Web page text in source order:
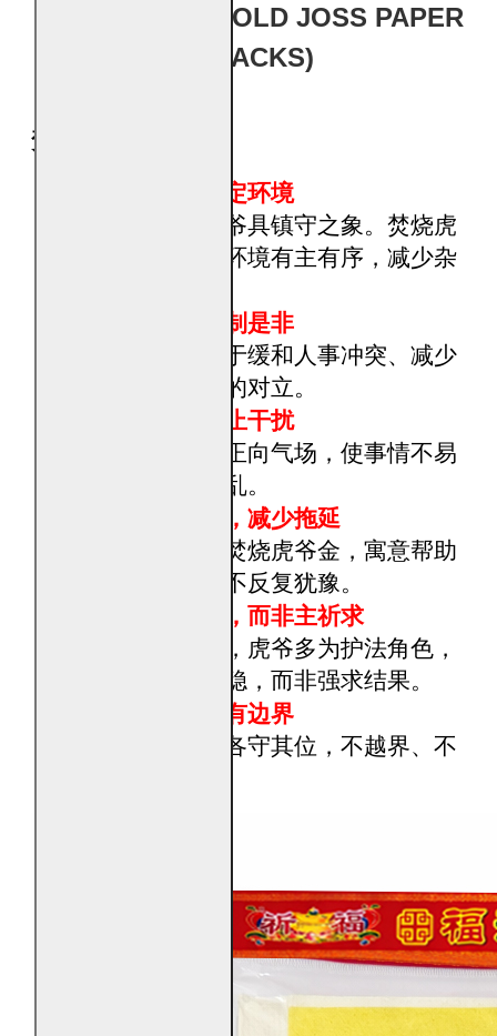
TIGER DEITY GOLD JOSS PAPER
(5 PACKS)
焚烧虎爷金的好处
镇场定气，稳定环境
民俗认为，虎爷具镇守之象。焚烧虎
爷金，象征让环境有主有序，减少杂
化解冲突，压制是非
虎爷金常被用于缓和人事冲突、减少
口舌与不必要的对立。
护卫正气，防止干扰
焚烧寓意守住正向气场，使事情不易
被外在因素打乱。
协助果断行事，减少拖延
虎象征决断。焚烧虎爷金，寓意帮助
行事更干脆，不反复犹豫。
作为辅助守护，而非主祈求
在信仰结构中，虎爷多为护法角色，
焚烧重在守与稳，而非强求结果。
让事务推进更有边界
焚烧象征事情各守其位，不越界、不